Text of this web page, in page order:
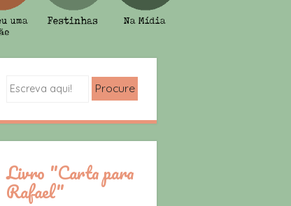
Search
Livro "Carta para
Rafael"